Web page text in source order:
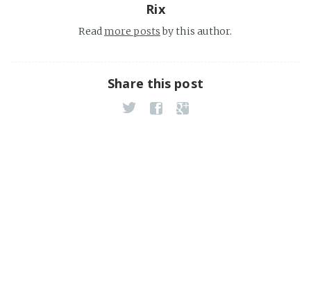
Rix
Readmore postsby this author.
Share this post